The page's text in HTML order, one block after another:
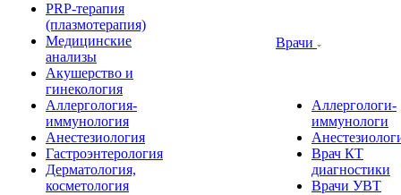
PRP-терапия
(плазмотерапия)
Медицинские
анализы
Акушерство и
гинекология
Аллергология-
иммунология
Анестезиология
Гастроэнтерология
Дерматология,
косметология
Врачи
Аллергологи-
иммунологи
Врач КТ
диагностики
Врачи УВТ